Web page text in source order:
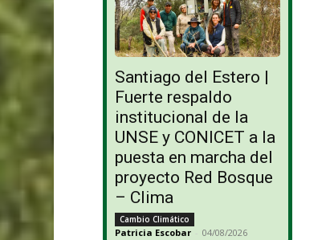
Santiago del Estero |
Fuerte respaldo
institucional de la
UNSE y CONICET a la
puesta en marcha del
proyecto Red Bosque
– Clima
Cambio Climático
Patricia Escobar - 04/08/2026